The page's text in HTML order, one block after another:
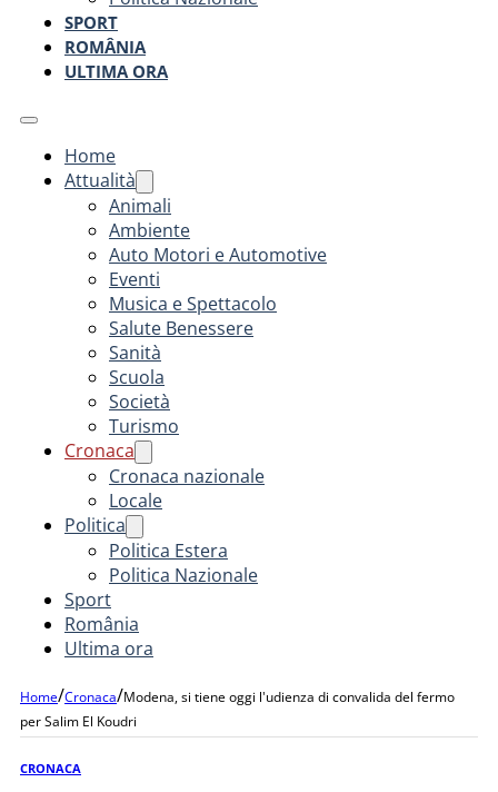
SPORT
ROMÂNIA
ULTIMA ORA
Home
Attualità
Animali
Ambiente
Auto Motori e Automotive
Eventi
Musica e Spettacolo
Salute Benessere
Sanità
Scuola
Società
Turismo
Cronaca
Cronaca nazionale
Locale
Politica
Politica Estera
Politica Nazionale
Sport
România
Ultima ora
Home/Cronaca/Modena, si tiene oggi l'udienza di convalida del fermo
per Salim El Koudri
CRONACA